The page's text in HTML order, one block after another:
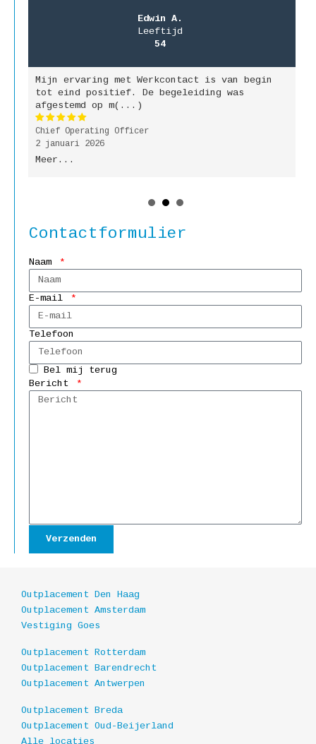
Edwin A.
Leeftijd
54
Mijn ervaring met Werkcontact is van begin
tot eind positief. De begeleiding was
afgestemd op m(...)
Chief Operating Officer
2 januari 2026
Meer...
Contactformulier
Naam
E-mail
Telefoon
Bel mij terug
Bericht
Verzenden
Outplacement Den Haag
Outplacement Amsterdam
Vestiging Goes
Outplacement Rotterdam
Outplacement Barendrecht
Outplacement Antwerpen
Outplacement Breda
Outplacement Oud-Beijerland
Alle locaties